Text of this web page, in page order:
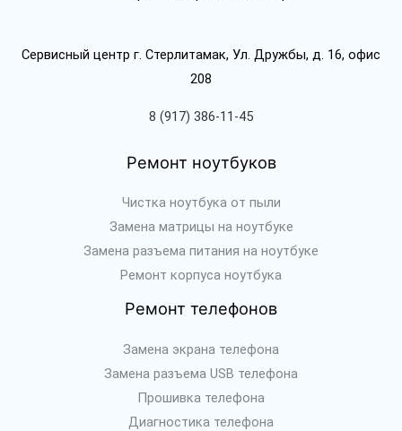
Сервисный центр г. Стерлитамак, Ул. Дружбы, д. 16, офис
208
8 (917) 386-11-45
Ремонт ноутбуков
Чистка ноутбука от пыли
Замена матрицы на ноутбуке
Замена разъема питания на ноутбуке
Ремонт корпуса ноутбука
Ремонт телефонов
Замена экрана телефона
Замена разъема USB телефона
Прошивка телефона
Диагностика телефона